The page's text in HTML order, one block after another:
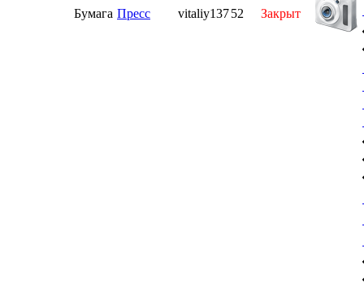
Бумага Пресс vitaliy13752 Закрыт